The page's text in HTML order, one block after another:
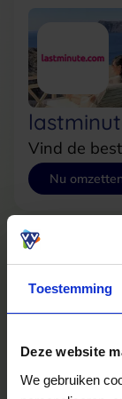
Toestemming
Deze website
We gebruiken
Vind de
Nu omzetten